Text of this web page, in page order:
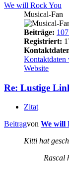
We will Rock You
Musical-Fan
Beiträge:
Registriert:
Kontaktdaten
Website
Re: Lustige
Zitat
Beitragvon We will
Kitti hat
Rascal